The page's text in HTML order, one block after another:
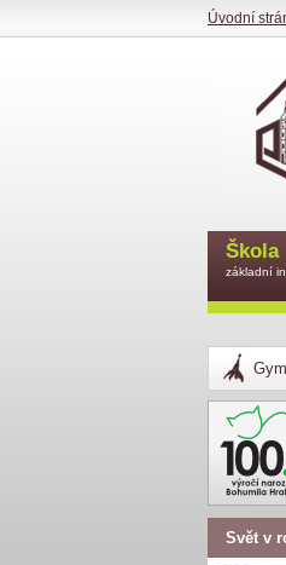
Svět v
Škola
základní
Úvodní